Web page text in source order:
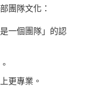
團隊文化：
一個團隊」的認
更專業。